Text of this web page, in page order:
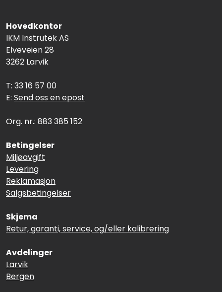
Hovedkontor
IKM Instrutek AS
Elveveien 28
3262 Larvik
T: 33 16 57 00
E: Send oss en epost
Org. nr.: 883 385 152
Betingelser
Miljøavgift
Levering
Reklamasjon
Salgsbetingelser
Skjema
Retur, garanti, service, og/eller kalibrering
Avdelinger
Larvik
Bergen